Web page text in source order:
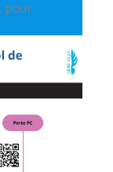
pour